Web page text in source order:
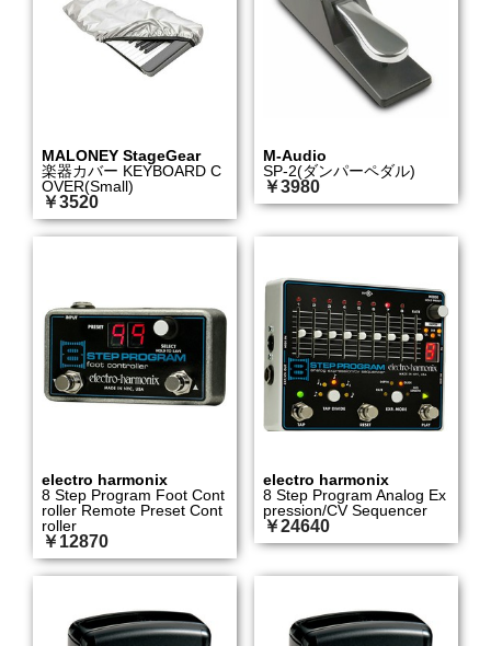
MALONEY StageGear
楽器カバー KEYBOARD C
OVER(Small)
￥3520
M-Audio
SP-2(ダンパーペダル)
￥3980
electro harmonix
8 Step Program Foot Cont
roller Remote Preset Cont
roller
￥12870
electro harmonix
8 Step Program Analog Ex
pression/CV Sequencer
￥24640